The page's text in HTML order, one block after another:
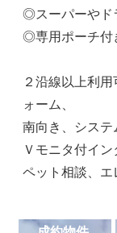
◎スーパーやド
◎専用ポーチ付
２沿線以上利
ォーム、
南向き、システ
Ｖモニタ付イン
ペット相談、